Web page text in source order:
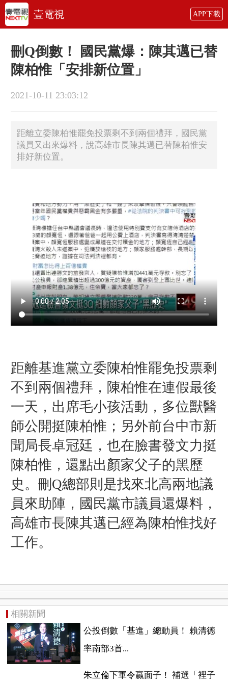
壹電視 APP下載
刪Q倒數！ 國民黨爆：陳其邁已替
陳柏惟「安排新位置」
2021-10-11 23:03:12
距離立委陳柏惟罷免投票剩不到兩個禮拜，國民黨
議員又出來爆料，說高雄市長陳其邁已替陳柏惟安
排好新位置。
距離基進黨立委陳柏惟罷免投票剩
不到兩個禮拜，陳柏惟在連假最後
一天，出席毛小孩活動，多位獸醫
師公開挺陳柏惟； 另外前台中市新
聞局長卓冠廷，也在臉書發文力挺
陳柏惟，還點出顏家父子的黑歷
史。 刪Q總部則是找來北高兩地議
員來助陣，國民黨市議員還爆料，
高雄市長陳其邁已經為陳柏惟找好
工作。
相關新聞
公投倒數「基進」總動員！ 賴清德
率南部3首...
朱立倫下軍令贏面子！ 補選「裡子